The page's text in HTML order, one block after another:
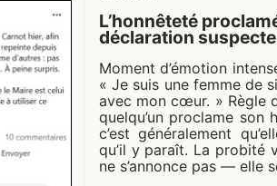
L’honnêteté
déclaration suspecte
Moment d’émotion
« Je suis une femme de
avec mon cœur. » Règle
quelqu’un proclame son
c’est généralement
qu’il y paraît. La probité
ne s’annonce pas — elle